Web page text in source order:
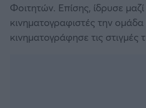
Φοιτητών. Επίσης, ίδρυσε
κινηματογραφιστές την
κινηματογράφησε τις στιγμές